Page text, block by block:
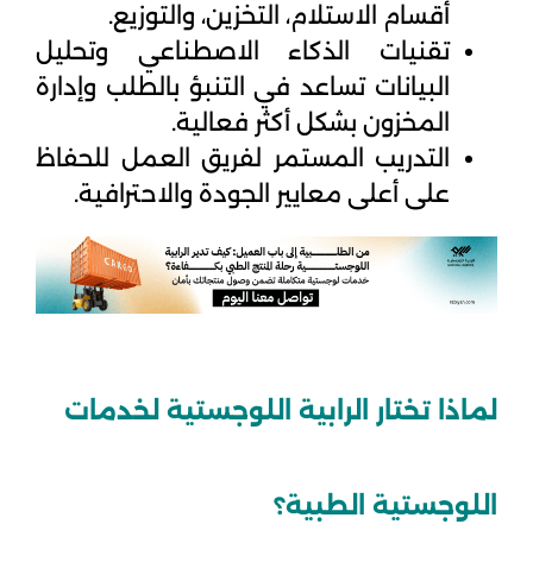
أقسام الاستلام، التخزين، والتوزيع.
تقنيات الذكاء الاصطناعي وتحليل
البيانات تساعد في التنبؤ بالطلب وإدارة
المخزون بشكل أكثر فعالية.
التدريب المستمر لفريق العمل للحفاظ
على أعلى معايير الجودة والاحترافية.
لماذا تختار الرابية اللوجستية لخدمات
اللوجستية الطبية؟